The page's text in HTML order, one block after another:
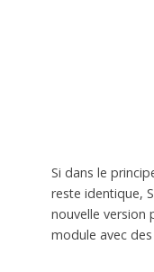
Si dans le
reste identique,
nouvelle version
module avec